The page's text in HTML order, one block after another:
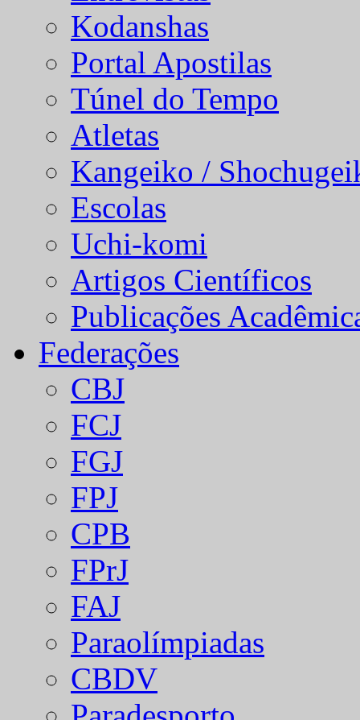
Kodanshas
Portal Apostilas
Túnel do Tempo
Atletas
Kangeiko /
Escolas
Uchi-komi
Artigos Científicos
Publicações
Federações
CBJ
FCJ
FGJ
FPJ
CPB
FPrJ
FAJ
Paraolímpiadas
CBDV